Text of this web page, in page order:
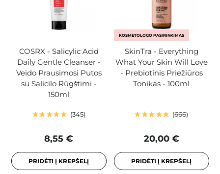
COSRX - Salicylic Acid
Daily Gentle Cleanser -
Veido Prausimosi Putos
su Salicilo Rūgštimi -
150ml
345
8,55 €
PRIDĖTI Į KREPŠELĮ
KOSMETOLOGO PASIRINKIMAS
SkinTra - Everything
What Your Skin Will Love
- Prebiotinis Priežiūros
Tonikas - 100ml
666
20,00 €
PRIDĖTI Į KREPŠELĮ